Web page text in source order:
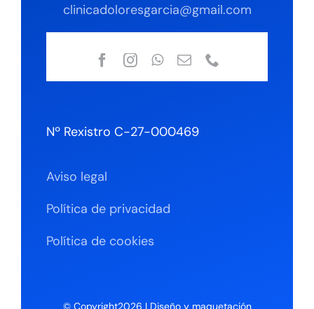
clinicadoloresgarcia@gmail.com
Nº Rexistro C-27-000469
Aviso legal
Política de privacidad
Política de cookies
© Copyright2026 | Diseño y maquetación